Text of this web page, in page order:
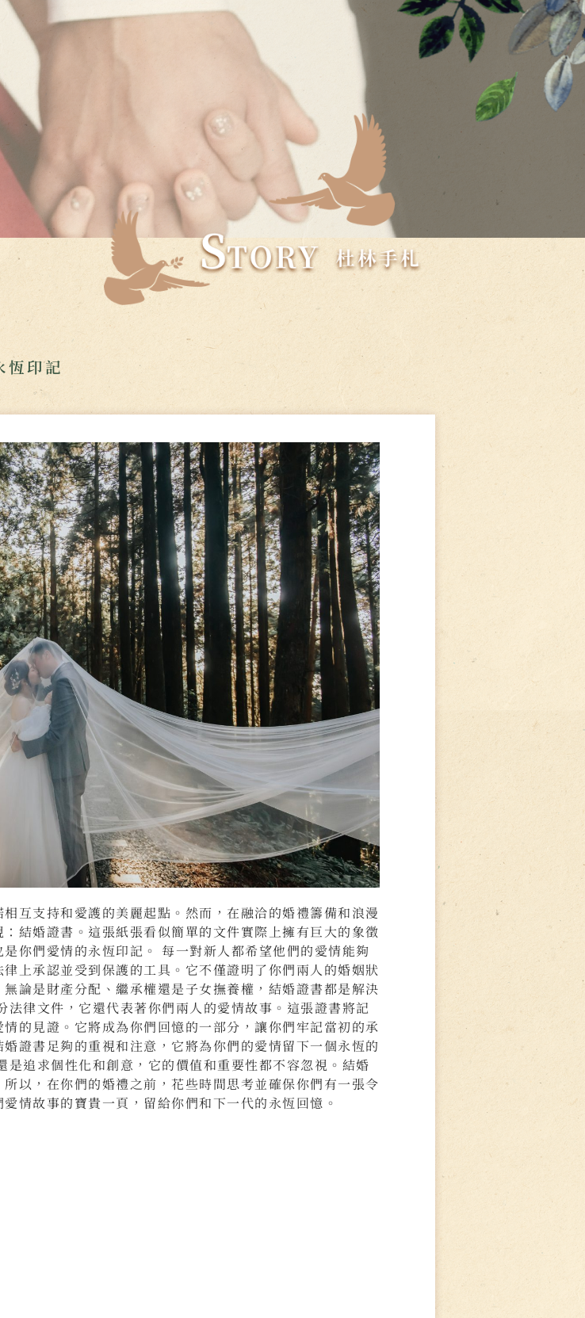
恆印記
互支持和愛護的美麗起點。然而，在融洽的婚禮籌備和浪漫
結婚證書。這張紙張看似簡單的文件實際上擁有巨大的象徵
你們愛情的永恆印記。 每一對新人都希望他們的愛情能夠
上承認並受到保護的工具。它不僅證明了你們兩人的婚姻狀
論是財產分配、繼承權還是子女撫養權，結婚證書都是解決
律文件，它還代表著你們兩人的愛情故事。這張證書將記
的見證。它將成為你們回憶的一部分，讓你們牢記當初的承
證書足夠的重視和注意，它將為你們的愛情留下一個永恆的
追求個性化和創意，它的價值和重要性都不容忽視。結婚
以，在你們的婚禮之前，花些時間思考並確保你們有一張令
情故事的寶貴一頁，留給你們和下一代的永恆回憶。